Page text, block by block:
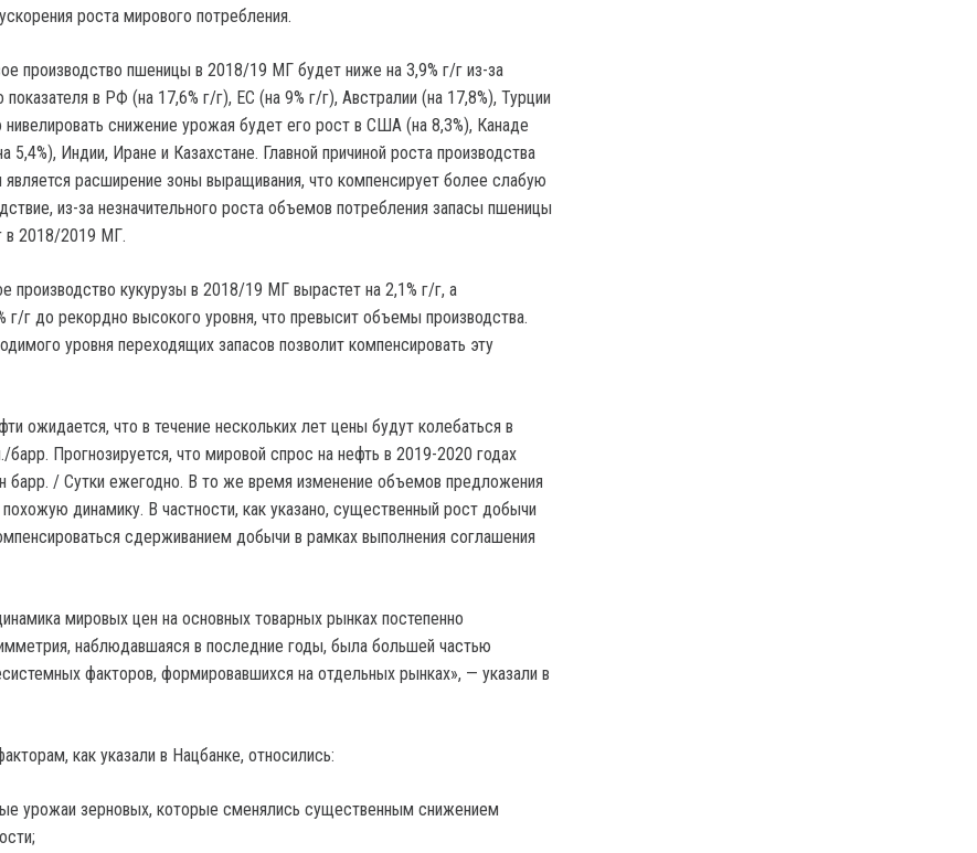
роста мирового потребления.
производство пшеницы в 2018/19 МГ будет ниже на 3,9% г/г из-за
в РФ (на 17,6% г/г), ЕС (на 9% г/г), Австралии (на 17,8%), Турции
нивелировать снижение урожая будет его рост в США (на 8,3%), Канаде
5,4%), Индии, Иране и Казахстане. Главной причиной роста производства
расширение зоны выращивания, что компенсирует более слабую
из-за незначительного роста объемов потребления запасы пшеницы
в 2018/2019 МГ.
производство кукурузы в 2018/19 МГ вырастет на 2,1% г/г, а
г/г до рекордно высокого уровня, что превысит объемы производства.
уровня переходящих запасов позволит компенсировать эту
ожидается, что в течение нескольких лет цены будут колебаться в
Прогнозируется, что мировой спрос на нефть в 2019-2020 годах
барр. / Сутки ежегодно. В то же время изменение объемов предложения
динамику. В частности, как указано, существенный рост добычи
сдерживанием добычи в рамках выполнения соглашения
мировых цен на основных товарных рынках постепенно
наблюдавшаяся в последние годы, была большей частью
факторов, формировавшихся на отдельных рынках», — указали в
как указали в Нацбанке, относились:
урожаи зерновых, которые сменялись существенным снижением